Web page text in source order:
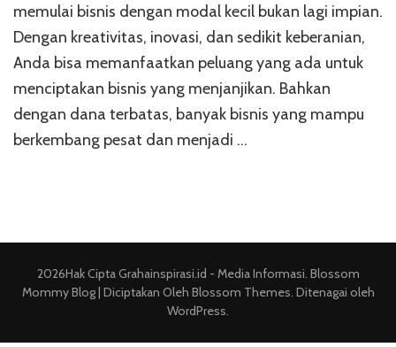
memulai bisnis dengan modal kecil bukan lagi impian.
Dengan kreativitas, inovasi, dan sedikit keberanian,
Anda bisa memanfaatkan peluang yang ada untuk
menciptakan bisnis yang menjanjikan. Bahkan
dengan dana terbatas, banyak bisnis yang mampu
berkembang pesat dan menjadi …
2026Hak CiptaGrahainspirasi.id - Media Informasi. Blossom
Mommy Blog | Diciptakan Oleh Blossom Themes. Ditenagai oleh
WordPress.